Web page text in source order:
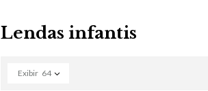
Lendas infantis
Exibir 64